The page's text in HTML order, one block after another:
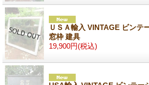
ＵＳＡ輸入 VINTAGE ビンテ
窓枠 建具
19,900円(税込)